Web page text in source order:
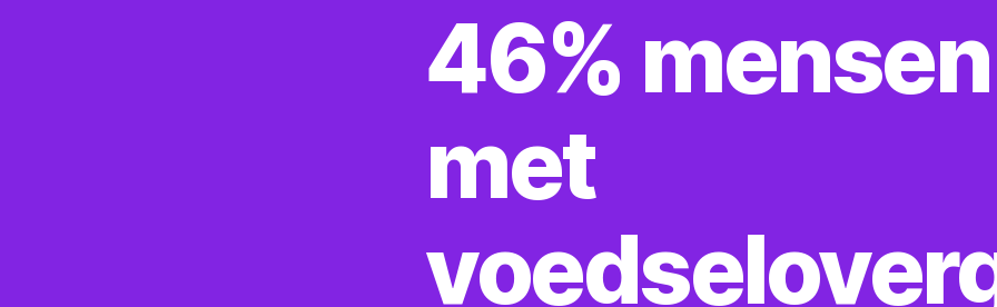
46% mensen
met